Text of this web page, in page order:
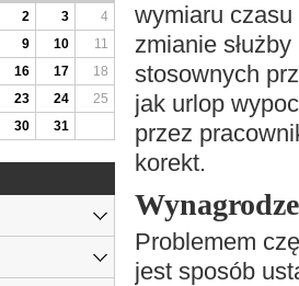
wymiaru
zmianie
stosownych
jak urlop
przez
korekt.
Problemem
jest sposób
2 3
4
9 10
11
16 17
18
23 24
25
30 31